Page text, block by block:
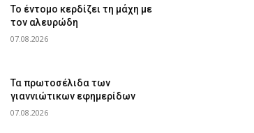
Το έντομο κερδίζει τη μάχη με
τον αλευρώδη
07.08.2026
Τα πρωτοσέλιδα των
γιαννιώτικων εφημερίδων
07.08.2026